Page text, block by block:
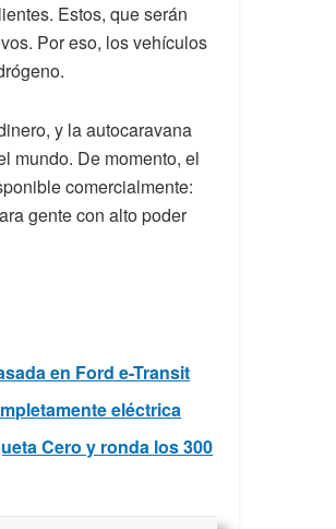
Estos, que serán
Por eso, los vehículos
y la autocaravana
mundo. De momento, el
comercialmente:
gente con alto poder
en Ford e-Transit
eléctrica
Cero y ronda los 300